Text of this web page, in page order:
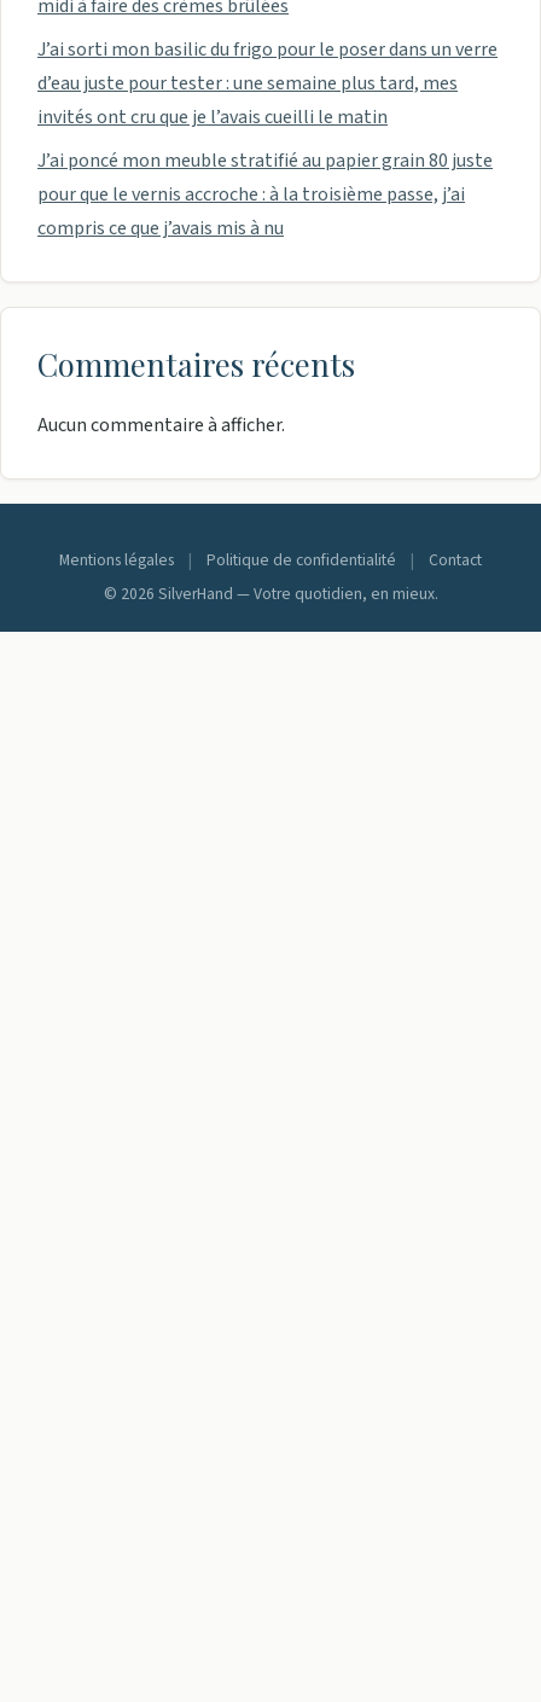
midi à faire des crèmes brûlées
J’ai sorti mon basilic du frigo pour le poser dans un verre
d’eau juste pour tester : une semaine plus tard, mes
invités ont cru que je l’avais cueilli le matin
J’ai poncé mon meuble stratifié au papier grain 80 juste
pour que le vernis accroche : à la troisième passe, j’ai
compris ce que j’avais mis à nu
Commentaires récents
Aucun commentaire à afficher.
Mentions légales | Politique de confidentialité |
Contact
© 2026 SilverHand — Votre quotidien, en mieux.